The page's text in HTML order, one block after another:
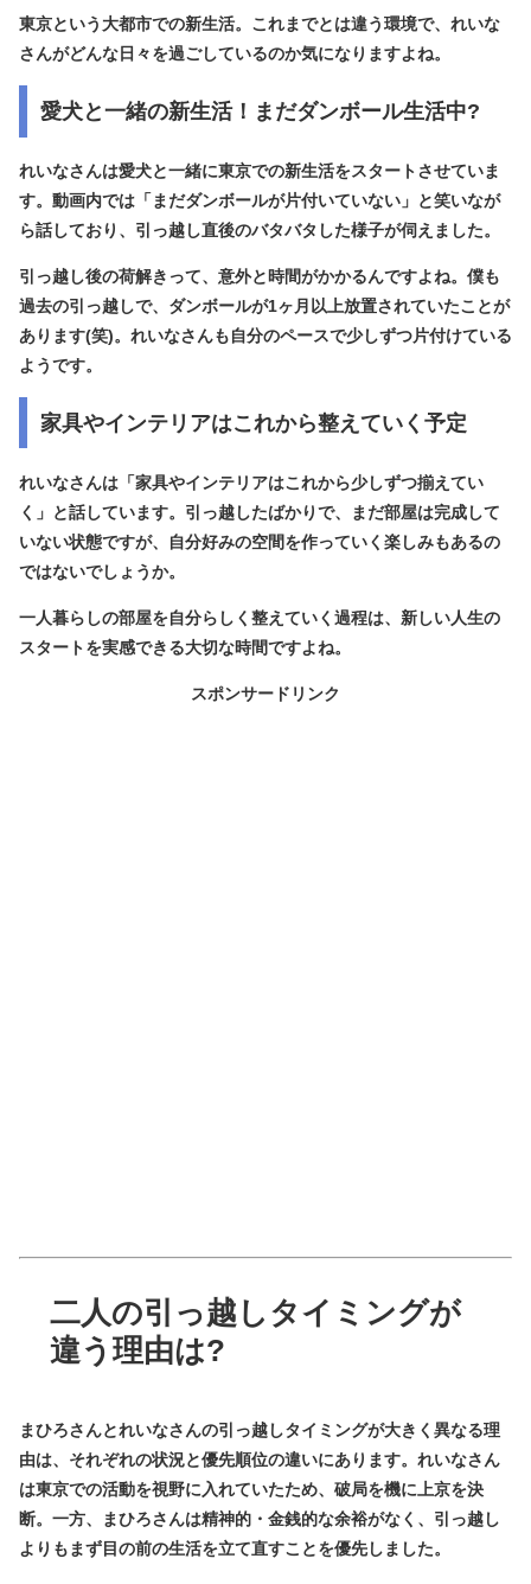
東京という大都市での新生活。これまでとは違う環境で、れいな
さんがどんな日々を過ごしているのか気になりますよね。
愛犬と一緒の新生活！まだダンボール生活中?
れいなさんは愛犬と一緒に東京での新生活をスタートさせていま
す。動画内では「まだダンボールが片付いていない」と笑いなが
ら話しており、引っ越し直後のバタバタした様子が伺えました。
引っ越し後の荷解きって、意外と時間がかかるんですよね。僕も
過去の引っ越しで、ダンボールが1ヶ月以上放置されていたことが
あります(笑)。れいなさんも自分のペースで少しずつ片付けている
ようです。
家具やインテリアはこれから整えていく予定
れいなさんは「家具やインテリアはこれから少しずつ揃えてい
く」と話しています。引っ越したばかりで、まだ部屋は完成して
いない状態ですが、
自分好みの空間を作っていく楽しみもあるの
ではないでしょうか。
一人暮らしの部屋を自分らしく整えていく過程は、新しい人生の
スタートを実感できる大切な時間ですよね。
スポンサードリンク
二人の引っ越しタイミングが
違う理由は?
まひろさんとれいなさんの引っ越しタイミングが大きく異なる理
由は、 それぞれの状況と優先順位の違いにあります。れいなさん
は東京での活動を視野に入れていたため、破局を機に上京を決
断。一方、まひろさんは精神的・金銭的な余裕がなく、引っ越し
よりもまず目の前の生活を立て直すことを優先しました。